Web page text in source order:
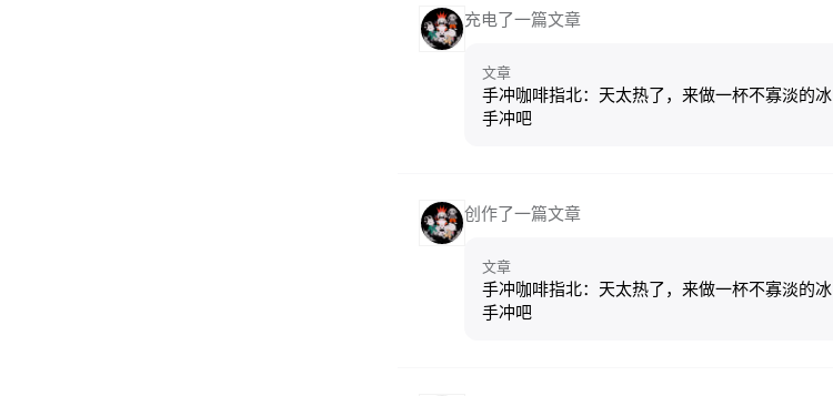
充电了一篇文章
文章
手冲咖啡指北：天太热了，来做一杯不寡淡的冰
手冲吧
创作了一篇文章
文章
手冲咖啡指北：天太热了，来做一杯不寡淡的冰
手冲吧